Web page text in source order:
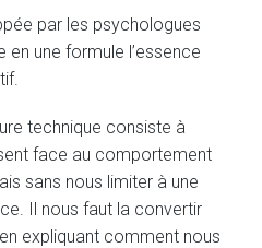
par les psychologues
en une formule l’essence
technique consiste à
face au comportement
sans nous limiter à une
Il nous faut la convertir
expliquant comment nous